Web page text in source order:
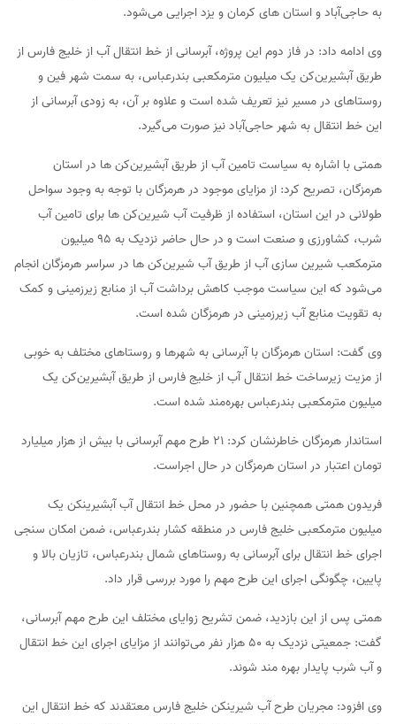
به حاجی‌آباد و استان های کرمان و یزد اجرایی می‌شود.
وی ادامه داد: در فاز دوم این پروژه، آبرسانی از خط انتقال آب از خلیج فارس از
طریق آبشیرین‌کن یک میلیون مترمکعبی بندرعباس، به سمت شهر فین و
روستاهای در مسیر نیز تعریف شده است و علاوه بر آن، به زودی آبرسانی از
این خط انتقال به شهر حاجی‌آباد نیز صورت می‌گیرد.
همتی با اشاره به سیاست تامین آب از طریق آبشیرین‌کن ها در استان
هرمزگان، تصریح کرد: از مزایای موجود در هرمزگان با توجه به وجود سواحل
طولانی در این استان، استفاده از ظرفیت آب شیرین‌کن ها برای تامین آب
شرب، کشاورزی و صنعت است و در حال حاضر نزدیک به ۹۵ میلیون
مترمکعب شیرین سازی آب از طریق آب شیرین‌کن ها در سراسر هرمزگان انجام
می‌شود که این سیاست موجب کاهش برداشت آب از منابع زیرزمینی و کمک
به تقویت منابع آب زیرزمینی در هرمزگان شده است.
وی گفت: استان هرمزگان با آبرسانی به شهرها و روستاهای مختلف به خوبی
از مزیت زیرساخت خط انتقال آب از خلیج فارس از طریق آبشیرین‌کن یک
میلیون مترمکعبی بندرعباس بهره‌مند شده است.
استاندار هرمزگان خاطرنشان کرد: ۲۱ طرح مهم آبرسانی با بیش از هزار میلیارد
تومان اعتبار در استان هرمزگان در حال اجراست.
فریدون همتی همچنین با حضور در محل خط انتقال آب آبشیرینکن یک
میلیون مترمکعبی خلیج فارس در منطقه کشار بندرعباس، ضمن امکان سنجی
اجرای خط انتقال برای آبرسانی به روستاهای شمال بندرعباس، تازیان بالا و
پایین، چگونگی اجرای این طرح مهم را مورد بررسی قرار داد.
همتی پس از این بازدید، ضمن تشریح زوایای مختلف این طرح مهم آبرسانی،
گفت: جمعیتی نزدیک به ۵۰ هزار نفر می‌توانند از مزایای اجرای این خط انتقال
و آب شرب پایدار بهره مند شوند.
وی افزود: مجریان طرح آب شیرینکن خلیج فارس معتقدند که خط انتقال این